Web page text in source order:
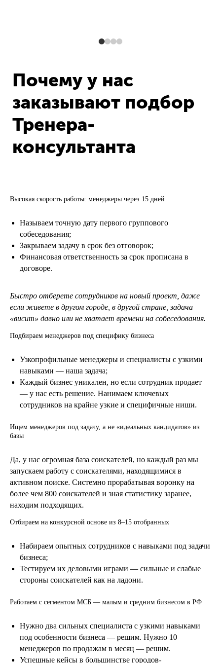
Почему у нас
заказывают подбор
Тренера-
консультанта
Высокая скорость работы: менеджеры через 15 дней
Называем точную дату первого группового
собеседования;
Закрываем задачу в срок без отговорок;
Финансовая ответственность за срок прописана в
договоре.
Быстро отберете сотрудников на новый проект, даже
если живете в другом городе, в другой стране, задача
«висит» давно или не хватает времени на собеседования.
Подбираем менеджеров под специфику бизнеса
Узкопрофильные менеджеры и специалисты с узкими
навыками — наша задача;
Каждый бизнес уникален, но если сотрудник продает
— у нас есть решение. Нанимаем ключевых
сотрудников на крайне узкие и специфичные ниши.
Ищем менеджеров под задачу, а не «идеальных кандидатов» из
базы
Да, у нас огромная база соискателей, но каждый раз мы
запускаем работу с соискателями, находящимися в
активном поиске. Системно прорабатывая воронку на
более чем 800 соискателей и зная статистику заранее,
находим подходящих.
Отбираем на конкурсной основе из 8–15 отобранных
Набираем опытных сотрудников с навыками под задачи
бизнеса;
Тестируем их деловыми играми — сильные и слабые
стороны соискателей как на ладони.
Работаем с сегментом МСБ — малым и средним бизнесом в РФ
Нужно два сильных специалиста с узкими навыками
под особенности бизнеса — решим. Нужно 10
менеджеров по продажам в месяц — решим.
Успешные кейсы в большинстве городов-